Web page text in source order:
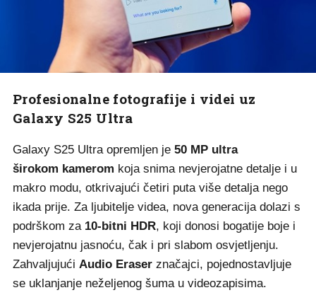
Profesionalne fotografije i videi uz
Galaxy S25 Ultra
Galaxy S25 Ultra opremljen je 50 MP ultra
širokom kamerom koja snima nevjerojatne detalje i u
makro modu, otkrivajući četiri puta više detalja nego
ikada prije. Za ljubitelje videa, nova generacija dolazi s
podrškom za 10-bitni HDR, koji donosi bogatije boje i
nevjerojatnu jasnoću, čak i pri slabom osvjetljenju.
Zahvaljujući Audio Eraser značajci, pojednostavljuje
se uklanjanje neželjenog šuma u videozapisima.